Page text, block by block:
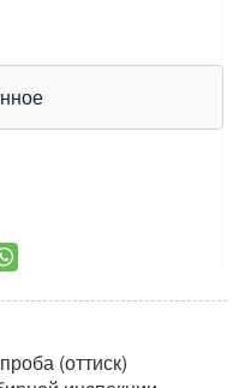
(оттиск)